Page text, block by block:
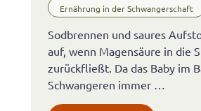
Ernährung in der Schwangerschaft
Sodbrennen und saures
auf, wenn Magensäure in die
zurückfließt. Da das Baby im
Schwangeren immer …